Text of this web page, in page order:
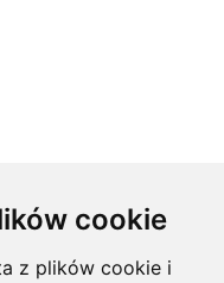
cookie
z plików cookie i